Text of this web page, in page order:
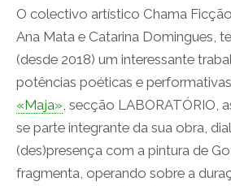
O colectivo artístico Chama
Ana Mata e Catarina Domingues,
(desde 2018) um interessante
potências poéticas e
«Maja» , secção LABORATÓRIO,
se parte integrante da sua obra,
(des)presença com a pintura de
fragmenta, operando sobre a